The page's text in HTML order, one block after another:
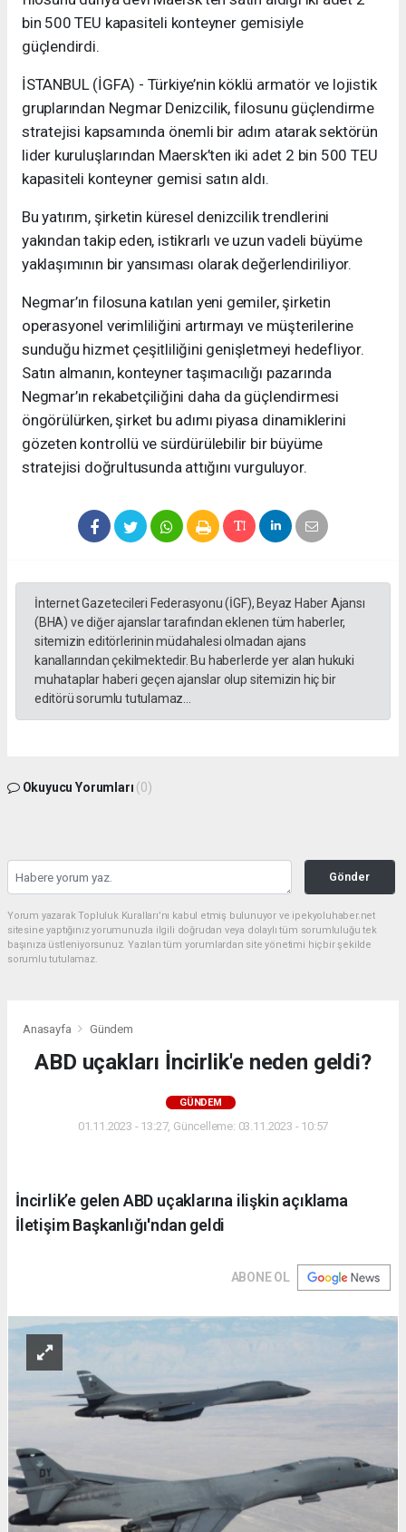
bin 500 TEU kapasiteli konteyner gemisiyle
güçlendirdi.
İSTANBUL (İGFA) - Türkiye’nin köklü armatör ve lojistik
gruplarından Negmar Denizcilik, filosunu güçlendirme
stratejisi kapsamında önemli bir adım atarak sektörün
lider kuruluşlarından Maersk’ten iki adet 2 bin 500 TEU
kapasiteli konteyner gemisi satın aldı.
Bu yatırım, şirketin küresel denizcilik trendlerini
yakından takip eden, istikrarlı ve uzun vadeli büyüme
yaklaşımının bir yansıması olarak değerlendiriliyor.
Negmar’ın filosuna katılan yeni gemiler, şirketin
operasyonel verimliliğini artırmayı ve müşterilerine
sunduğu hizmet çeşitliliğini genişletmeyi hedefliyor.
Satın almanın, konteyner taşımacılığı pazarında
Negmar’ın rekabetçiliğini daha da güçlendirmesi
öngörülürken, şirket bu adımı piyasa dinamiklerini
gözeten kontrollü ve sürdürülebilir bir büyüme
stratejisi doğrultusunda attığını vurguluyor.
İnternet Gazetecileri Federasyonu (İGF), Beyaz Haber Ajansı
(BHA) ve diğer ajanslar tarafından eklenen tüm haberler,
sitemizin editörlerinin müdahalesi olmadan ajans
kanallarından çekilmektedir. Bu haberlerde yer alan hukuki
muhataplar haberi geçen ajanslar olup sitemizin hiç bir
editörü sorumlu tutulamaz...
Okuyucu Yorumları (0)
Gönder
Yorum yazarak Topluluk Kuralları’nı kabul etmiş bulunuyor ve ipekyoluhaber.net
sitesine yaptığınız yorumunuzla ilgili doğrudan veya dolaylı tüm sorumluluğu tek
başınıza üstleniyorsunuz. Yazılan tüm yorumlardan site yönetimi hiçbir şekilde
sorumlu tutulamaz.
Anasayfa Gündem
ABD uçakları İncirlik'e neden geldi?
GÜNDEM
01.11.2023 - 13:27, Güncelleme: 03.11.2023 - 10:57
İncirlik’e gelen ABD uçaklarına ilişkin açıklama
İletişim Başkanlığı'ndan geldi
ABONE OL